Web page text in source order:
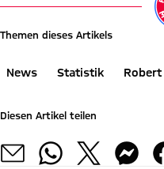
Themen dieses Artikels
News Statistik
Diesen Artikel teilen